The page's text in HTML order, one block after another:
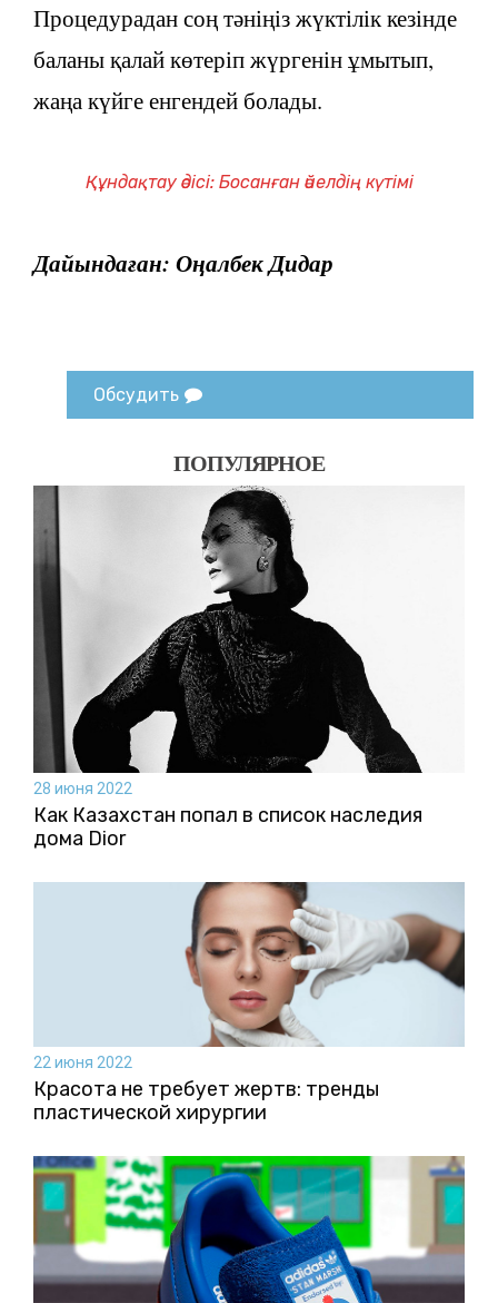
Процедурадан соң тәніңіз жүктілік кезінде
баланы қалай көтеріп жүргенін ұмытып,
жаңа күйге енгендей болады.
Құндақтау әдісі: Босанған әйелдің күтімі
Дайындаған: Оңалбек Дидар
Обсудить
ПОПУЛЯРНОЕ
28 июня 2022
Как Казахстан попал в список наследия
дома Dior
22 июня 2022
Красота не требует жертв: тренды
пластической хирургии